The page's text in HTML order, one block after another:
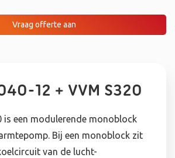
Vraag offerte aan
12 + VVM S320
is een modulerende monoblock
Bij een monoblock zit
van de lucht-